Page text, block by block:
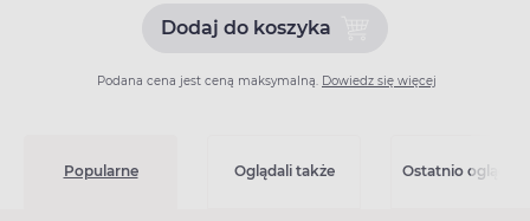
Dodaj do koszykaDodaj do koszyka
Podana cena jest ceną maksymalną. Dowiedz się więcej
Popularne Oglądali także Ostatnio